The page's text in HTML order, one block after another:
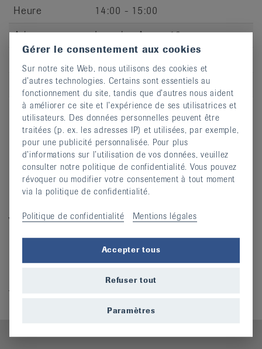
Heure
14:00 - 15:00
Adresse
Imp. des Agges 13
Lieu
Avry
S’inscrire
Vous avez des questions?
Nous sommes à votre disposition.
Ligue fribourgeoise contre le rhumatisme
Téléphone 026 322 90 00
Gérer le consentement aux cookies
Sur notre site Web, nous utilisons des cookies et
d’autres technologies. Certains sont essentiels au
fonctionnement du site, tandis que d’autres nous aident
à améliorer ce site et l’expérience de ses utilisatrices et
utilisateurs. Des données personnelles peuvent être
traitées (p. ex. les adresses IP) et utilisées, par exemple,
pour une publicité personnalisée. Pour plus
d’informations sur l’utilisation de vos données, veuillez
consulter notre politique de confidentialité. Vous pouvez
révoquer ou modifier votre consentement à tout moment
via la politique de confidentialité.
Politique de confidentialité Mentions légales
Accepter tous
Refuser tout
Paramètres